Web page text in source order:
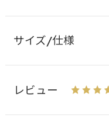
サイズ/仕様
レビュー